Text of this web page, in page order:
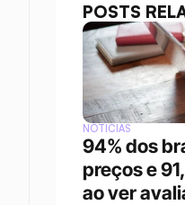
POSTS
NOTÍCIAS
94% dos
preços e
ao ver